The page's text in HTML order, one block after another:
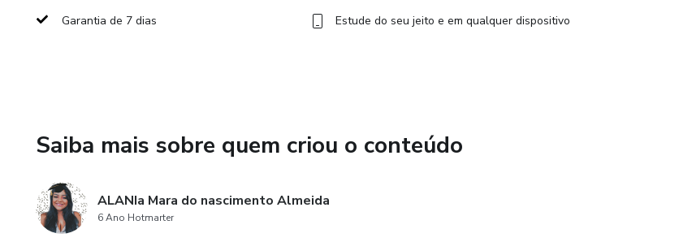
Garantia de 7 dias Estude do seu jeito e em qualquer dispositivo
Saiba mais sobre quem criou o conteúdo
ALANIa Mara do nascimento Almeida
6 Ano Hotmarter